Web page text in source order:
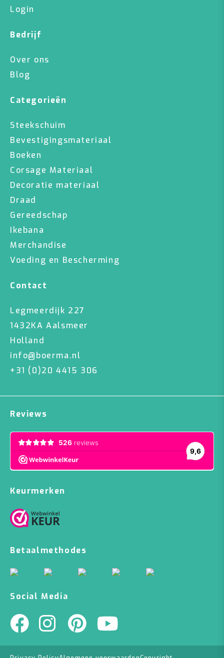
Login
Bedrijf
Over ons
Blog
Categorieën
Steekschuim
Bevestigingsmateriaal
Boeken
Corsage Materiaal
Decoratie materiaal
Draad
Gereedschap
Ikebana
Merchandise
Voeding en Bescherming
Contact
Legmeerdijk 227
1432KA Aalsmeer
Holland
info@boerma.nl
+31 (0)20 4415 306
Reviews
Keurmerken
Betaalmethodes
Social Media